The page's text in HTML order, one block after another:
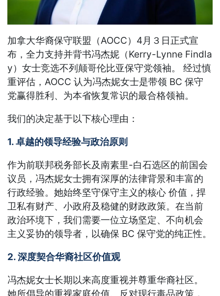
加拿大华裔保守联盟（AOCC）4月３日正式宣
布，全力支持并背书冯杰妮（Kerry-Lynne Findla
y）女士竞选不列颠哥伦比亚保守党领袖。 经过慎
重评估，AOCC 认为冯杰妮女士是带领 BC 保守
党赢得胜利、为本省恢复常识的最合格领袖。
我们的决定基于以下核心理由：
1. 卓越的领导经验与政治原则
作为前联邦税务部长及南素里-白石选区的前国会
议员，冯杰妮女士拥有深厚的法律背景和丰富的
行政经验。她始终坚守保守主义的核心 价值，捍
卫私有财产、小政府及稳健的财政政策。在当前
政治环境下，我们需要一位立场坚定、不向机会
主义妥协的领导者，以确保 BC 保守党的纯正性。
2. 深度契合华裔社区价值观
冯杰妮女士长期以来高度重视并尊重华裔社区。
她所倡导的重视家庭价值、反对现行毒品政策，